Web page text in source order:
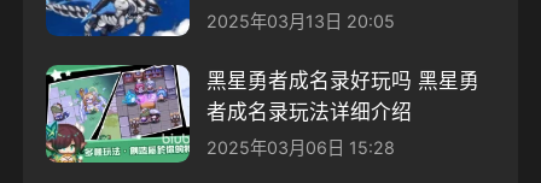
2025年03月13日 20:05
黑星勇者成名录好玩吗 黑星勇
者成名录玩法详细介绍
2025年03月06日 15:28